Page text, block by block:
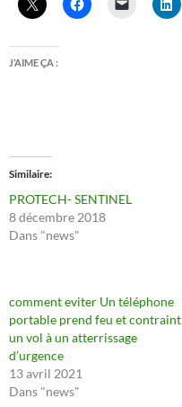
J’AIME ÇA :
Similaire
PROTECH- SENTINEL
8 décembre 2018
Dans "news"
comment eviter Un téléphone
portable prend feu et contraint
un vol à un atterrissage
d’urgence
13 avril 2021
Dans "news"